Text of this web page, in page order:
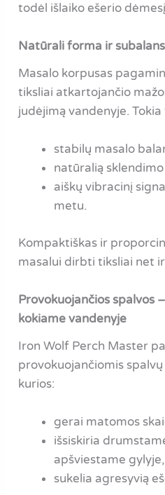
todėl išlaiko ešerio
Natūrali forma ir
Masalo korpusas
tiksliai atkartojančio
judėjimą vandenyje.
stabilų masalo
natūralią
aiškų vibracinį
metu.
Kompaktiškas ir
masalui dirbti tiksliai net
Provokuojančios spalvos
kokiame vandenyje
Iron Wolf Perch Master
provokuojančiomis
kurios:
gerai matomos
išsiskiria
apšviestame gylyje,
sukelia agresyvią